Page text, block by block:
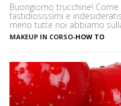
Buongiorno trucchine!
fastidiosissimi e
meno tutte noi abbiamo
è più spesso vittima di
soprattutto se si ha la pelle
MAKEUP IN CORSO-HOW TO